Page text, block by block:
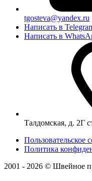
tgosteva@yandex.ru
Написать в
Написать в
Талдомская, д. 2Г
Пользовательское
Политика
2001 - 2026 © Швейное